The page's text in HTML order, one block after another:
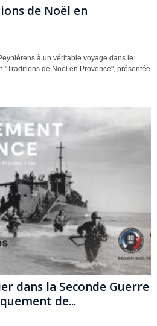
de Noël en
à un véritable voyage dans le
"Traditions de Noël en Provence", présentée
dans la Seconde Guerre
de...